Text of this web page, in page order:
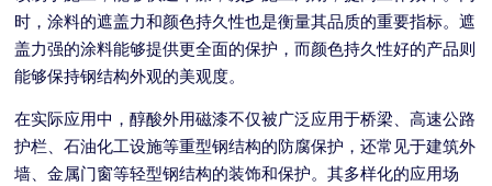
时，涂料的遮盖力和颜色持久性也是衡量其品质的重要指标。遮
盖力强的涂料能够提供更全面的保护，而颜色持久性好的产品则
能够保持钢结构外观的美观度。
在实际应用中，醇酸外用磁漆不仅被广泛应用于桥梁、高速公路
护栏、石油化工设施等重型钢结构的防腐保护，还常见于建筑外
墙、金属门窗等轻型钢结构的装饰和保护。其多样化的应用场